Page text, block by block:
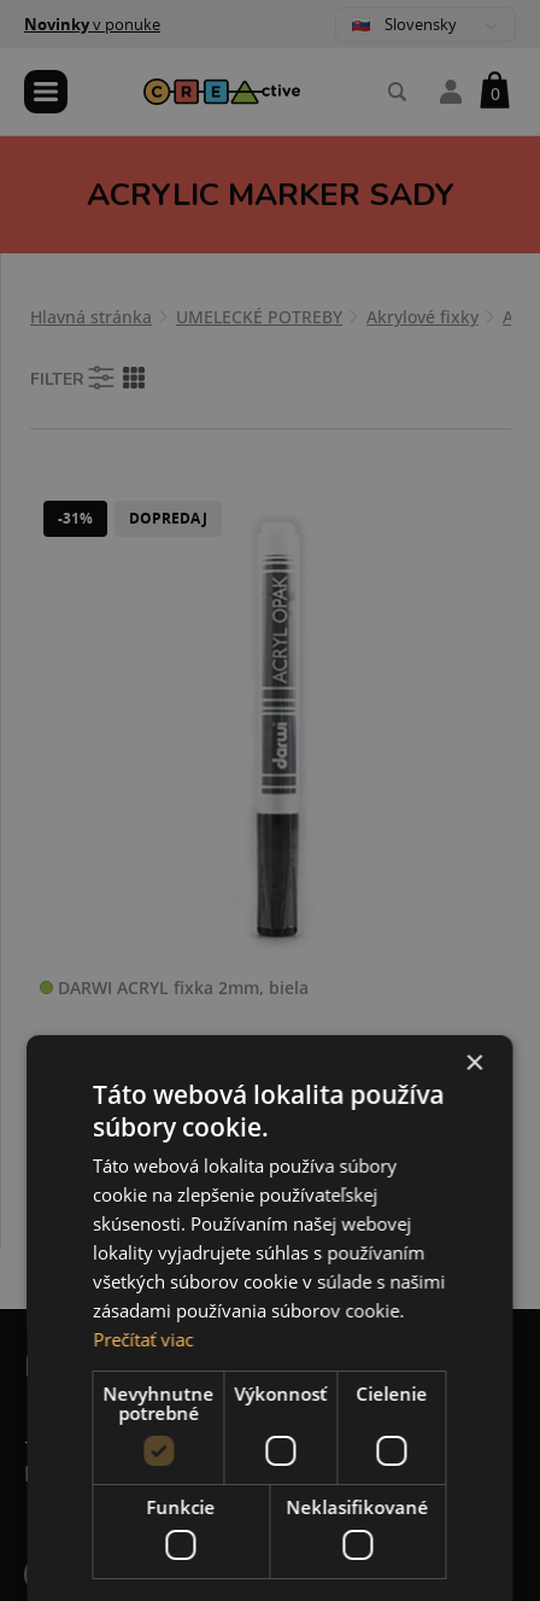
Novinkyv ponuke Slovensky
0
ACRYLIC MARKER SADY
Hlavná stránka UMELECKÉ POTREBY Akrylové fixky
FILTER
-31% DOPREDAJ
DARWI ACRYL fixka 2mm, biela
POTREBUJETE POMÔCŤ?
+421 948 173 390
INFO@CREACTIVE.SK
×
Táto webová lokalita používa
súbory cookie.
Táto webová lokalita používa súbory
cookie na zlepšenie používateľskej
skúsenosti. Používaním našej webovej
lokality vyjadrujete súhlas s používaním
všetkých súborov cookie v súlade s našimi
zásadami používania súborov cookie.
Prečítať viac
Nevyhnutne
potrebné
Výkonnosť Cielenie
Funkcie Neklasifikované